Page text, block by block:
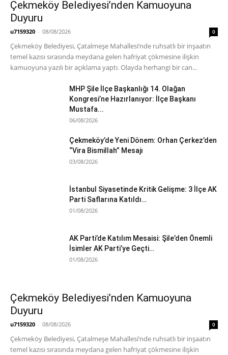
Çekmeköy Belediyesi’nden Kamuoyuna
Duyuru
u7159320 - 08/08/2026 0
Çekmeköy Belediyesi, Çatalmeşe Mahallesi’nde ruhsatlı bir inşaatın
temel kazısı sırasında meydana gelen hafriyat çökmesine ilişkin
kamuoyuna yazılı bir açıklama yaptı. Olayda herhangi bir can...
MHP Şile İlçe Başkanlığı 14. Olağan
Kongresi’ne Hazırlanıyor: İlçe Başkanı
Mustafa...
06/08/2026
Çekmeköy’de Yeni Dönem: Orhan Çerkez’den
“Vira Bismillah” Mesajı
03/08/2026
İstanbul Siyasetinde Kritik Gelişme: 3 İlçe AK
Parti Saflarına Katıldı…
01/08/2026
AK Parti’de Katılım Mesaisi: Şile’den Önemli
İsimler AK Parti’ye Geçti…
01/08/2026
Çekmeköy Belediyesi’nden Kamuoyuna
Duyuru
u7159320 - 08/08/2026 0
Çekmeköy Belediyesi, Çatalmeşe Mahallesi’nde ruhsatlı bir inşaatın
temel kazısı sırasında meydana gelen hafriyat çökmesine ilişkin